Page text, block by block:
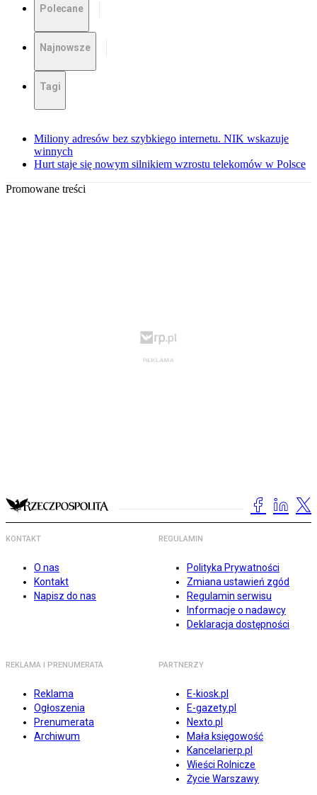
Polecane
Najnowsze
Tagi
Miliony adresów bez szybkiego internetu. NIK wskazuje
winnych
Hurt staje się nowym silnikiem wzrostu telekomów w Polsce
Promowane treści
KONTAKT
O nas
Kontakt
Napisz do nas
REGULAMIN
Polityka Prywatności
Zmiana ustawień zgód
Regulamin serwisu
Informacje o nadawcy
Deklaracja dostępności
REKLAMA I PRENUMERATA
Reklama
Ogłoszenia
Prenumerata
Archiwum
PARTNERZY
E-kiosk.pl
E-gazety.pl
Nexto.pl
Mała księgowość
Kancelarierp.pl
Wieści Rolnicze
Życie Warszawy